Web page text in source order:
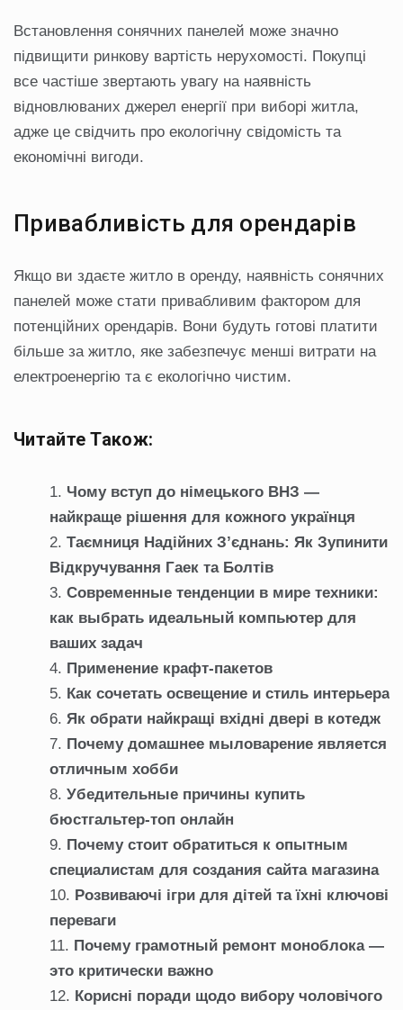
Встановлення сонячних панелей може значно
підвищити ринкову вартість нерухомості. Покупці
все частіше звертають увагу на наявність
відновлюваних джерел енергії при виборі житла,
адже це свідчить про екологічну свідомість та
економічні вигоди.
Привабливість для орендарів
Якщо ви здаєте житло в оренду, наявність сонячних
панелей може стати привабливим фактором для
потенційних орендарів. Вони будуть готові платити
більше за житло, яке забезпечує менші витрати на
електроенергію та є екологічно чистим.
Читайте Також:
Чому вступ до німецького ВНЗ —
найкраще рішення для кожного українця
Таємниця Надійних З’єднань: Як Зупинити
Відкручування Гаек та Болтів
Современные тенденции в мире техники:
как выбрать идеальный компьютер для
ваших задач
Применение крафт-пакетов
Как сочетать освещение и стиль интерьера
Як обрати найкращі вхідні двері в котедж
Почему домашнее мыловарение является
отличным хобби
Убедительные причины купить
бюстгальтер-топ онлайн
Почему стоит обратиться к опытным
специалистам для создания сайта магазина
Розвиваючі ігри для дітей та їхні ключові
переваги
Почему грамотный ремонт моноблока —
это критически важно
Корисні поради щодо вибору чоловічого